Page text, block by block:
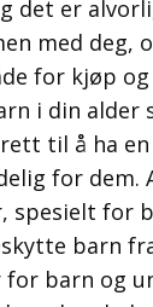
det er
med deg,
for kjøp
i din alder
til å ha
for dem.
spesielt for
barn
for barn og